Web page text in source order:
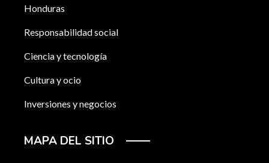
Honduras
Responsabilidad social
Ciencia y tecnología
Cultura y ocio
Inversiones y negocios
MAPA DEL SITIO